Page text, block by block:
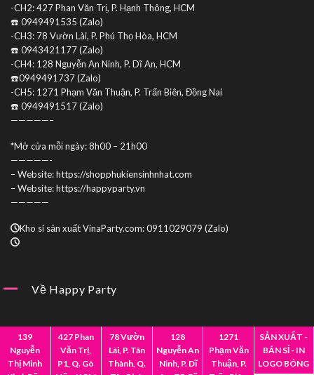
-CH2: 427 Phan Văn Trị, P. Hạnh Thông, HCM
☎️ 0949491535 (Zalo)
-CH3: 78 Vườn Lài, P. Phú Thọ Hòa, HCM
☎️ 0943421177 (Zalo)
-CH4: 128 Nguyễn An Ninh, P. Dĩ An, HCM
☎️0949491737 (Zalo)
-CH5: 1271 Phạm Văn Thuận, P. Trấn Biên, Đồng Nai
☎️ 0949491517 (Zalo)
—————–
*Mở cửa mỗi ngày: 8h00 – 21h00
—————-
– Website: https://shopphukiensinhnhat.com
– Website: https://happyparty.vn
—————
Kho sỉ sản xuất VinaParty.com: 0911029079 (Zalo)
Về Happy Party
Giới Thiệu Mua Sỉ
Hợp Tác Liên Hệ
139
Nguyễn
Thị Minh
427 Phan
Văn Trị,
P1, Q. Gò
78 Vườn
Lài, P. Tân
Thành, Q.
128
Nguyễn An
Ninh, P. Dĩ
1271
Phạm Văn
Thuận, P.
SẢN XUẤT -
BÁN SỈ - IN
LOGO BÓNG